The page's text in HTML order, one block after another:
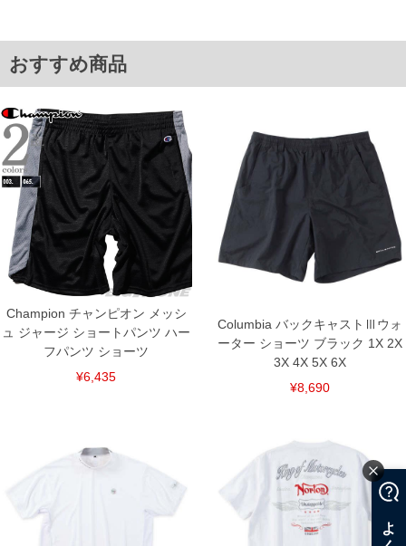
げた一着です。
■サイズ表
サイズ/バスト/総丈/裾周り/裄丈/袖口
3L/130/78/130/53/42
4L/140/80/140/55/44
5L/150/82/150/57/44
6L/160/84/160/59/46
単位はcm
※【返品交換について】
返品交換希望の方は、商品到着後1週間以内にご連絡ください。
下着(肌着)やワイシャツは商品の性質上、返品交換不可とさせて頂いております。予め
※【ボトムの裾上げをご希望の場合】
裾上げ料金は500円+税となります。
備考欄に股下●cmとご記入下さい。（裾上げ無料対象商品は1本につき税込6,000円以
上の品が対象。1本5,999円以下の商品は有料（500円+税）となります。）
出荷まで約1週間～20日間程お時間を頂く場合がございます。
尚、裾上げした商品は返品・交換不可となりますので、予めご了承下さい。
※商品によって若干のサイズの誤差がございます。また、お客様がご使用の環境（コ
ンピュータ画面）によって、商品の色味が若干異なる場合がございます。予めご了承
※当店での掲載商品は、実店鋪と在庫を共用しておりますので店頭での売り違い、店
舗からのお取り寄せ等により、お客様にご迷惑をお掛けしてしまう場合がございま
す。そのようなことがない様最大限に努めておりますが、もしあった場合速やかにご
おすすめ商品
Champion チャンピオン メッシ
ュ ジャージ ショートパンツ ハー
フパンツ ショーツ
¥6,435
Columbia バックキャストⅢウォ
ーター ショーツ ブラック 1X 2X
3X 4X 5X 6X
¥8,690